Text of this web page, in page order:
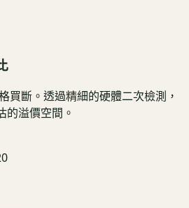
買斷。透過精細的硬體二次檢測，
的溢價空間。